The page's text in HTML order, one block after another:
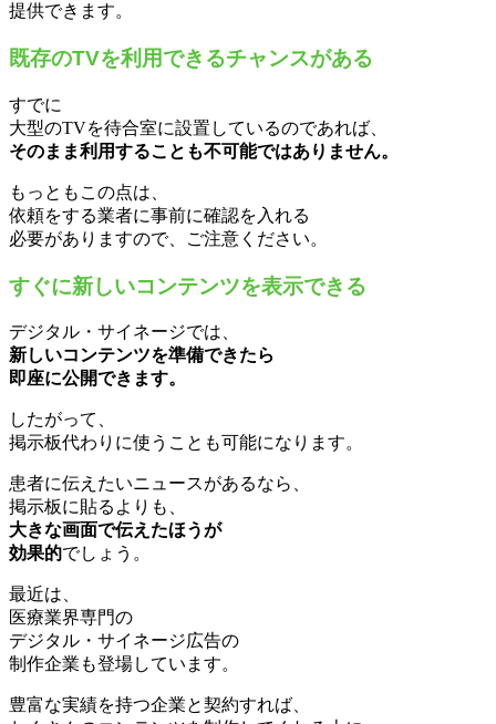
提供できます。
既存のTVを利用できるチャンスがある
すでに
大型のTVを待合室に設置しているのであれば、
そのまま利用することも不可能ではありません。
もっともこの点は、
依頼をする業者に事前に確認を入れる
必要がありますので、ご注意ください。
すぐに新しいコンテンツを表示できる
デジタル・サイネージでは、
新しいコンテンツを準備できたら
即座に公開できます。
したがって、
掲示板代わりに使うことも可能になります。
患者に伝えたいニュースがあるなら、
掲示板に貼るよりも、
大きな画面で伝えたほうが
効果的でしょう。
最近は、
医療業界専門の
デジタル・サイネージ広告の
制作企業も登場しています。
豊富な実績を持つ企業と契約すれば、